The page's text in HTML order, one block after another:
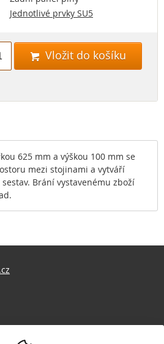
Jednotlivé prvky SU5
 Vložit do košíku
625 mm a výškou 100 mm se
mezi stojinami a vytváří
Brání vystavenému zboží